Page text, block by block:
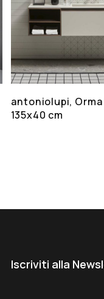
antoniolupi,
135x40 cm
Iscriviti alla